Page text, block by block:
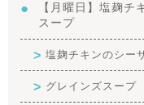
【月曜日】塩麹
スープ
塩麹チキンのシー
グレインズスープ